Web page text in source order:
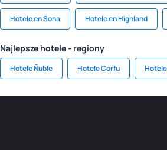
Hotele en Sona Hotele en Highland
Najlepsze hotele - regiony
Hotele Ñuble Hotele Corfu